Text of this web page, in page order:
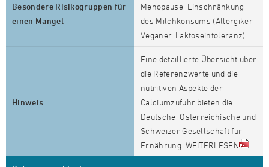
Besondere Risikogruppen für
einen Mangel
Menopause, Einschränkung
des Milchkonsums (Allergiker,
Veganer, Laktoseintoleranz)
Hinweis
Eine detaillierte Übersicht über
die Referenzwerte und die
nutritiven Aspekte der
Calciumzufuhr bieten die
Deutsche, Österreichische und
Schweizer Gesellschaft für
Ernährung. WEITERLESEN